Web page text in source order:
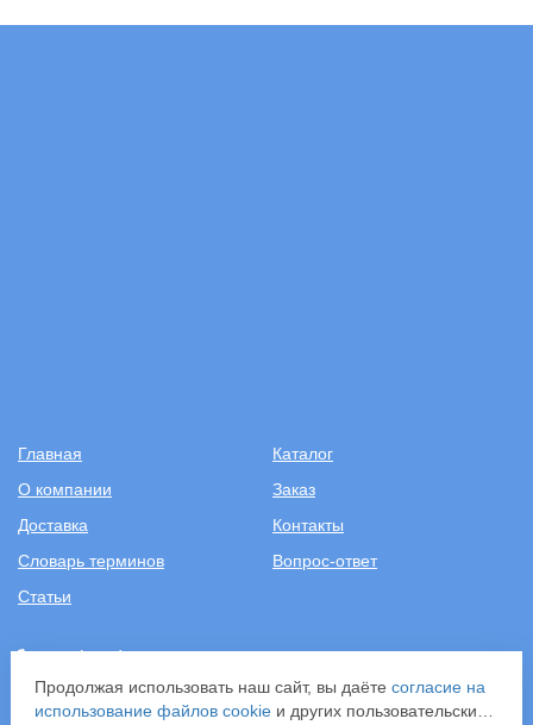
Главная
Каталог
О компании
Заказ
Доставка
Контакты
Словарь терминов
Вопрос-ответ
Статьи
+7 (499) 343-2081
ООО «САНТЕХПОСТАВКА»
Продолжая использовать наш сайт, вы даёте согласие на
использование файлов cookieи других пользовательских